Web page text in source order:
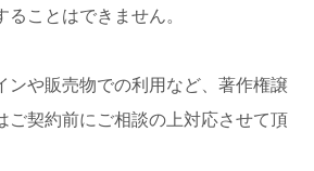
ことはできません。
ンや販売物での利用など、著作権譲
ご契約前にご相談の上対応させて頂